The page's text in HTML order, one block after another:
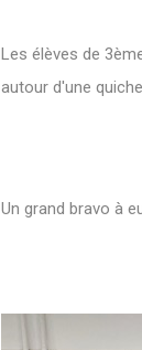
Les élèves de
autour d'une
Un grand bravo à